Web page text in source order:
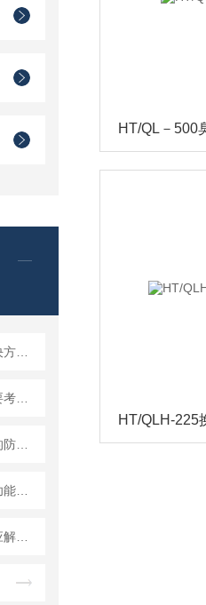
HT/QL－500
HT/QLH-225